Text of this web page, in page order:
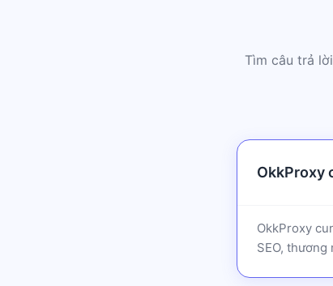
Tìm câu trả
OkkProxy
OkkProxy
SEO,